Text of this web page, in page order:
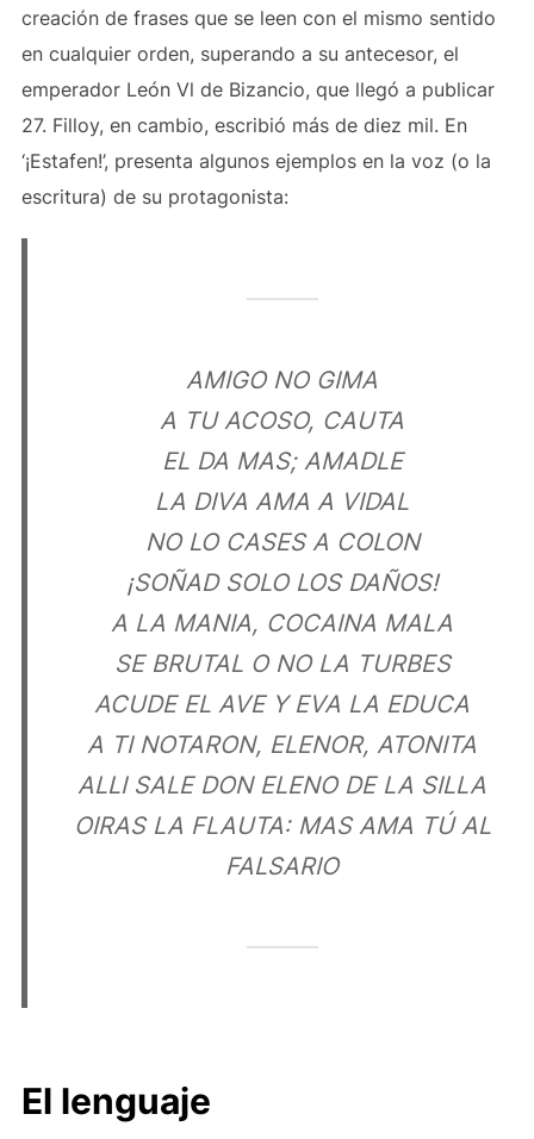
creación de frases que se leen con el mismo sentido
en cualquier orden, superando a su antecesor, el
emperador León Vl de Bizancio, que llegó a publicar
27. Filloy, en cambio, escribió más de diez mil. En
‘¡Estafen!’, presenta algunos ejemplos en la voz (o la
escritura) de su protagonista:
AMIGO NO GIMA
A TU ACOSO, CAUTA
EL DA MAS; AMADLE
LA DIVA AMA A VIDAL
NO LO CASES A COLON
¡SOÑAD SOLO LOS DAÑOS!
A LA MANIA, COCAINA MALA
SE BRUTAL O NO LA TURBES
ACUDE EL AVE Y EVA LA EDUCA
A TI NOTARON, ELENOR, ATONITA
ALLI SALE DON ELENO DE LA SILLA
OIRAS LA FLAUTA: MAS AMA TÚ AL
FALSARIO
El lenguaje